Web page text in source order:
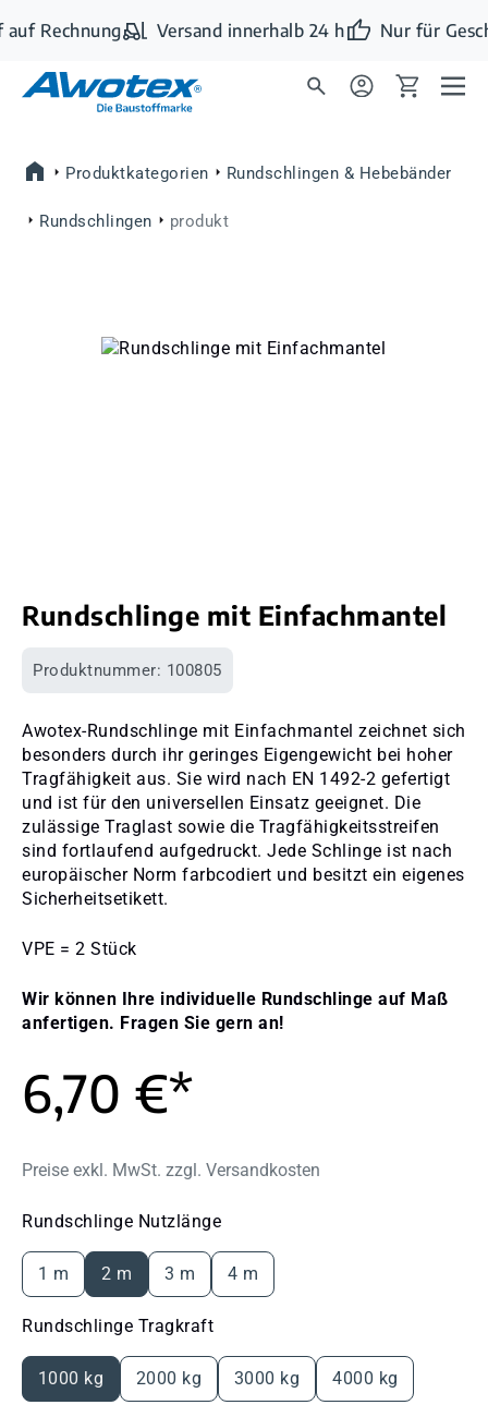
Zum Hauptinhalt springen
Rechnung Versand innerhalb 24 h Nur für
Produktkategorien Rundschlingen & Hebebänder
Rundschlingen produkt
Bildergalerie überspringen
Rundschlinge mit Einfachmantel
Produktnummer: 100805
Awotex-Rundschlinge mit Einfachmantel zeichnet sich
besonders durch ihr geringes Eigengewicht bei hoher
Tragfähigkeit aus. Sie wird nach EN 1492-2 gefertigt
und ist für den universellen Einsatz geeignet. Die
zulässige Traglast sowie die Tragfähigkeitsstreifen
sind fortlaufend aufgedruckt. Jede Schlinge ist nach
europäischer Norm farbcodiert und besitzt ein eigenes
Sicherheitsetikett.
VPE = 2 Stück
Wir können Ihre individuelle Rundschlinge auf Maß
anfertigen. Fragen Sie gern an!
6,70 €*
Preise exkl. MwSt. zzgl. Versandkosten
Rundschlinge Nutzlängeauswählen
1 m 2 m 3 m 4 m
Rundschlinge Tragkraftauswählen
1000 kg 2000 kg 3000 kg 4000 kg